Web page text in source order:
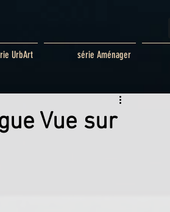
UrbArt série Aménager
Vue sur